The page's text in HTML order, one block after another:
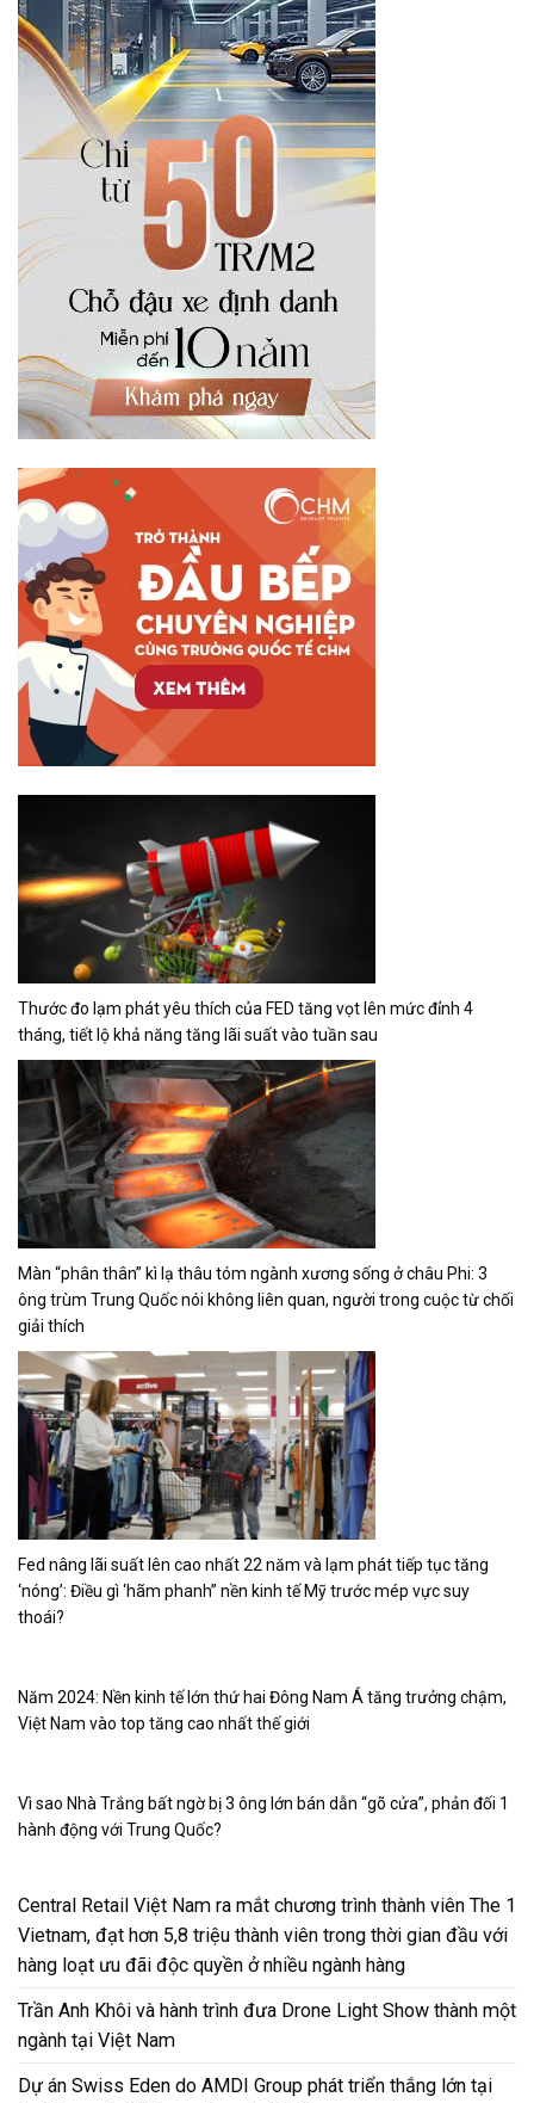
Thước đo lạm phát yêu thích của FED tăng vọt lên mức đỉnh 4
tháng, tiết lộ khả năng tăng lãi suất vào tuần sau
Màn “phân thân” kì lạ thâu tóm ngành xương sống ở châu Phi: 3
ông trùm Trung Quốc nói không liên quan, người trong cuộc từ chối
giải thích
Fed nâng lãi suất lên cao nhất 22 năm và lạm phát tiếp tục tăng
‘nóng’: Điều gì ‘hãm phanh” nền kinh tế Mỹ trước mép vực suy
thoái?
Năm 2024: Nền kinh tế lớn thứ hai Đông Nam Á tăng trưởng chậm,
Việt Nam vào top tăng cao nhất thế giới
Vì sao Nhà Trắng bất ngờ bị 3 ông lớn bán dẫn “gõ cửa”, phản đối 1
hành động với Trung Quốc?
Central Retail Việt Nam ra mắt chương trình thành viên The 1
Vietnam, đạt hơn 5,8 triệu thành viên trong thời gian đầu với
hàng loạt ưu đãi độc quyền ở nhiều ngành hàng
Trần Anh Khôi và hành trình đưa Drone Light Show thành một
ngành tại Việt Nam
Dự án Swiss Eden do AMDI Group phát triển thắng lớn tại